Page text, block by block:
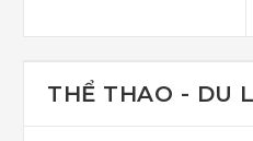
THỂ THAO - DU